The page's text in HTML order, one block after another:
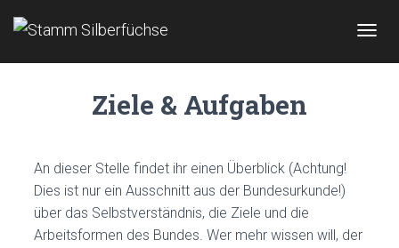
A
Ziele & Aufgaben
An dieser Stelle findet ihr einen Überblick (Achtung!
Dies ist nur ein Ausschnitt aus der Bundesurkunde!)
über das Selbstverständnis, die Ziele und die
Arbeitsformen des Bundes. Wer mehr wissen will, der